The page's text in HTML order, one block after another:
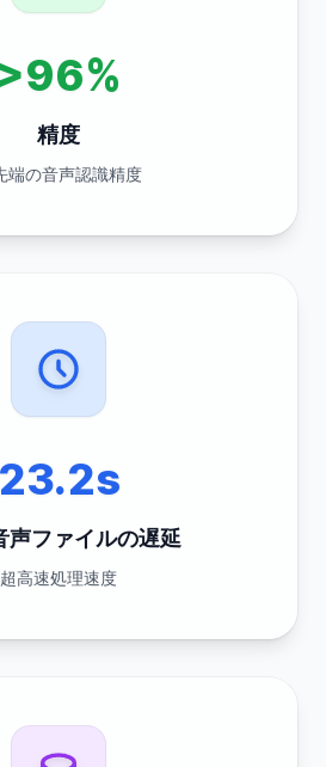
>96%
精度
端の音声認識精度
23.2s
声ファイルの遅延
超高速処理速度